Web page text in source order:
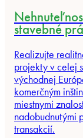
stavebné
Realizujte
projekty v celej
východnej
komerčným
miestnymi
nadobudnutými
transakcií.